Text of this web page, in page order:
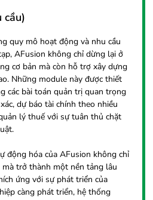
cầu)
quy mô hoạt động và nhu cầu
AFusion không chỉ dừng lại ở
cơ bản mà còn hỗ trợ xây dựng
Những module này được thiết
các bài toán quản trị quan trọng
dự báo tài chính theo nhiều
lý thuế với sự tuân thủ chặt
động hóa của AFusion không chỉ
trở thành một nền tảng lâu
ứng với sự phát triển của
càng phát triển, hệ thống